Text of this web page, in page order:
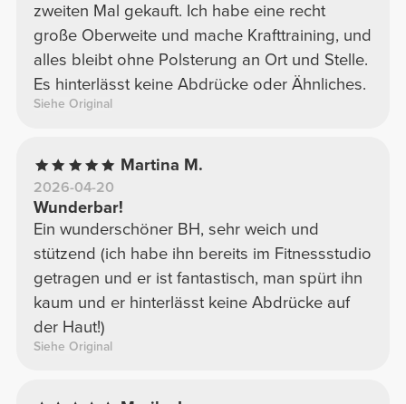
zweiten Mal gekauft. Ich habe eine recht
große Oberweite und mache Krafttraining, und
alles bleibt ohne Polsterung an Ort und Stelle.
Es hinterlässt keine Abdrücke oder Ähnliches.
Siehe Original
Martina M.
2026-04-20
Wunderbar!
Ein wunderschöner BH, sehr weich und
stützend (ich habe ihn bereits im Fitnessstudio
getragen und er ist fantastisch, man spürt ihn
kaum und er hinterlässt keine Abdrücke auf
der Haut!)
Siehe Original